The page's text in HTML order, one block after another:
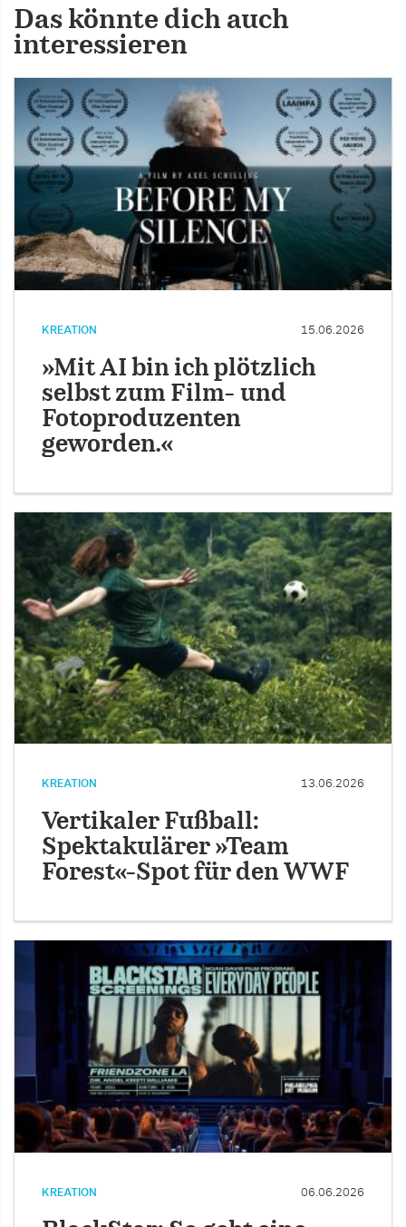
Das könnte dich auch
interessieren
KREATION 15.06.2026
»Mit AI bin ich plötzlich
selbst zum Film- und
Fotoproduzenten
geworden.«
KREATION 13.06.2026
Vertikaler Fußball:
Spektakulärer »Team
Forest«-Spot für den WWF
KREATION 06.06.2026